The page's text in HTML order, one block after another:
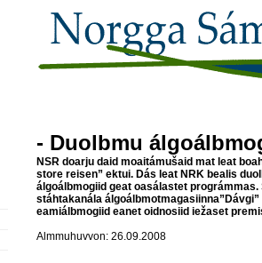
- Duolbmu
NSR doarju daid moaitámušaid mat leat
store reisen” ektui. Dás leat NRK bealis
álgoálbmogiid geat oasálastet
stáhtakanála
eamiálbmogiid eanet oidnosiid iežaset
Almmuhuvvon: 26.09.2008